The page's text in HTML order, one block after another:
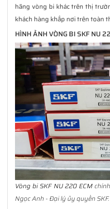
hãng vòng bi khác trên thị
khách hàng khắp nơi trên toàn
HÌNH ẢNH VÒNG BI SKF NU
Vòng bi SKF NU 220 ECM
Ngọc Anh - Đại lý ủy quyền SKF.